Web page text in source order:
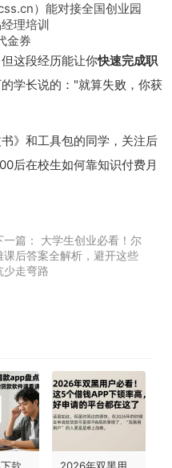
）能对接全国创业园
理培训
金券
这段经历能让你快速完成职
学长说的："就算失败，你获
》和工具包的同学，关注后
后在校生如何靠知识付费月
一篇：
大学生创业必看！尔
课后答案全解析，避开这些
少走弯路